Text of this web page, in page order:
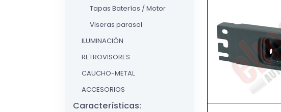
Tapas Baterías / Motor
Viseras parasol
ILUMINACIÓN
RETROVISORES
CAUCHO-METAL
ACCESORIOS
Características: